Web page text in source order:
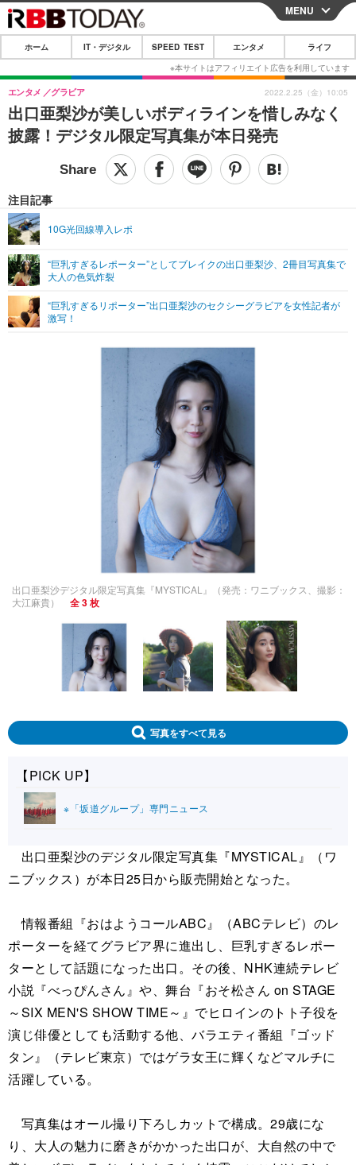
CLOSE
ホーム
IT・デジタル
IT・デジタルTOP スマートフォン
ショッピング その他
SPEED TEST
エンタメTOP 映画・ドラマ
グラビア
ショッピング その他
ライフTOP
その他
リリース一覧
プッシュ通知の停止方法
MENU
ホーム IT・デジタル SPEED TEST エンタメ ライフ
出口亜梨沙が美しいボディラインを惜しみなく
披露！デジタル限定写真集が本日発売
エンタメ グラビア
注目記事
10G光回線導入レポ
“巨乳すぎるレポーター”としてブレイクの出口亜梨沙、2冊目写真集で
大人の色気炸裂
“巨乳すぎるリポーター”出口亜梨沙のセクシーグラビアを女性記者が
激写！
2022.2.25（金）10:05
出口亜梨沙デジタル限定写真集『MYSTICAL』（発売：ワニブックス、撮影：
大江麻貴）
全 3 枚
写真をすべて見る
【PICK UP】
※「坂道グループ」専門ニュース
出口亜梨沙のデジタル限定写真集『MYSTICAL』（ワ
ニブックス）が本日25日から販売開始となった。
情報番組『おはようコールABC』（ABCテレビ）のレ
ポーターを経てグラビア界に進出し、巨乳すぎるレポー
ターとして話題になった出口。その後、NHK連続テレビ
小説『べっぴんさん』や、舞台『おそ松さん on STAGE
～SIX MEN'S SHOW TIME～』でヒロインのトト子役を
演じ俳優としても活動する他、バラエティ番組『ゴッド
タン』（テレビ東京）ではゲラ女王に輝くなどマルチに
活躍している。
写真集はオール撮り下ろしカットで構成。29歳にな
り、大人の魅力に磨きがかかった出口が、大自然の中で